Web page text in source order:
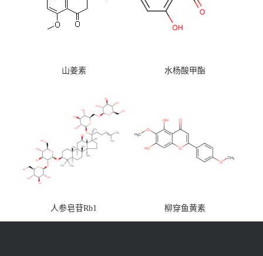
山姜素 水杨酸甲酯
人参皂苷Rb1 柳穿鱼黄素